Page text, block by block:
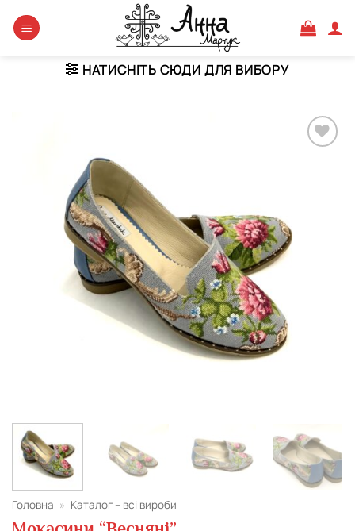
НАТИСНІТЬ СЮДИ ДЛЯ ВИБОРУ
Головна » Каталог – всі вироби